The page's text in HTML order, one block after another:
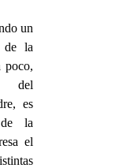
un
de la
poco,
del
es
la
el